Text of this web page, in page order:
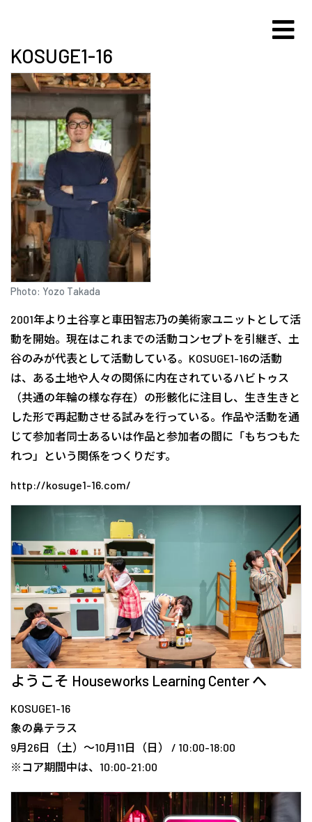
KOSUGE1-16
Photo: Yozo Takada
2001年より土谷享と車田智志乃の美術家ユニットとして活
動を開始。現在はこれまでの活動コンセプトを引継ぎ、土
谷のみが代表として活動している。KOSUGE1-16の活動
は、ある土地や人々の関係に内在されているハビトゥス
（共通の年輪の様な存在）の形骸化に注目し、生き生きと
した形で再起動させる試みを行っている。作品や活動を通
じて参加者同士あるいは作品と参加者の間に「もちつもた
れつ」という関係をつくりだす。
http://kosuge1-16.com/
ようこそ Houseworks Learning Center へ
KOSUGE1-16
象の鼻テラス
9月26日（土）〜10月11日（日） / 10:00-18:00
※コア期間中は、10:00-21:00